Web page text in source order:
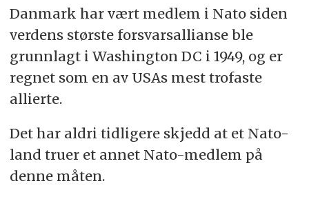
Danmark har vært medlem i Nato siden
verdens største forsvarsallianse ble
grunnlagt i Washington DC i 1949, og er
regnet som en av USAs mest trofaste
allierte.
Det har aldri tidligere skjedd at et Nato-
land truer et annet Nato-medlem på
denne måten.